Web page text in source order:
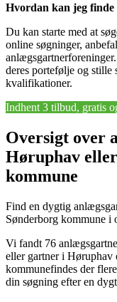
Hvordan kan jeg
Du kan starte med at
online søgninger,
deres portefølje og stille
kvalifikationer.
Indhent 3 tilbud, gratis
Oversigt over
Høruphav
kommune
Find en dygtig
Sønderborg kommune i
Vi fandt 76
eller gartner i Høruphav
kommunefindes der
din søgning efter en